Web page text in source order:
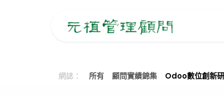
網誌： 所有 顧問實績錦集 Odoo數位創新